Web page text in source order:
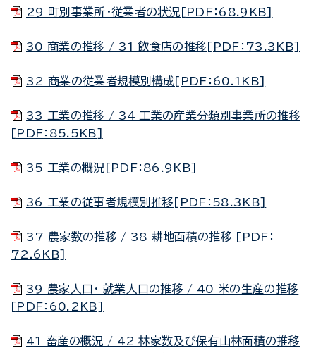
29 町別事業所・従業者の状況[PDF：68.9KB]
30 商業の推移 / 31 飲食店の推移[PDF：73.3KB]
32 商業の従業者規模別構成[PDF：60.1KB]
33 工業の推移 / 34 工業の産業分類別事業所の推移
[PDF：85.5KB]
35 工業の概況[PDF：86.9KB]
36 工業の従事者規模別推移[PDF：58.3KB]
37 農家数の推移 / 38 耕地面積の推移 [PDF：
72.6KB]
39 農家人口・ 就業人口の推移 / 40 米の生産の推移
[PDF：60.2KB]
41 畜産の概況 / 42 林家数及び保有山林面積の推移